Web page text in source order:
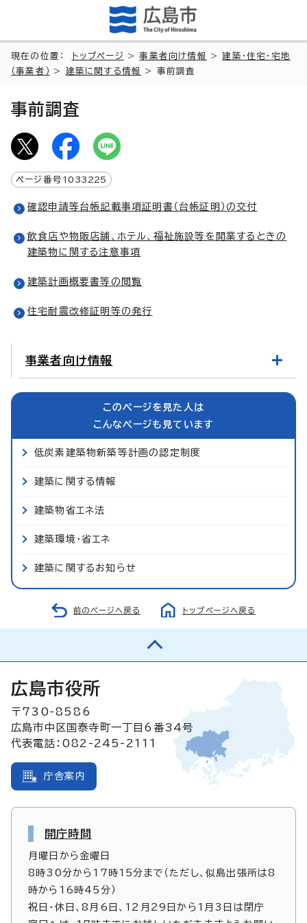
現在の位置： トップページ >事業者向け情報 >建築・住宅・宅地
（事業者）
> 建築に関する情報 > 事前調査
事前調査
ページ番号 1033225
確認申請等台帳記載事項証明書（台帳証明）の交付
飲食店や物販店舗、ホテル、福祉施設等を開業するときの
建築物に関する注意事項
建築計画概要書等の閲覧
住宅耐震改修証明等の発行
事業者向け情報
このページを見た人は
こんなページも見ています
低炭素建築物新築等計画の認定制度
建築に関する情報
建築物省エネ法
建築環境・省エネ
建築に関するお知らせ
前のページへ戻る トップページへ戻る
広島市役所
〒730-8586
広島市中区国泰寺町一丁目6番34号
代表電話：082-245-2111
庁舎案内
開庁時間
月曜日から金曜日
8時30分から17時15分まで（ただし、似島出張所は8
時から16時45分）
祝日・休日、8月6日、12月29日から1月3日は閉庁